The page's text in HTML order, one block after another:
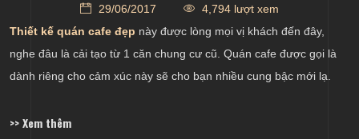
29/06/2017
4,794 lượt xem
Thiết kế quán cafe đẹp này được lòng mọi vị khách đến đây,
nghe đâu là cải tạo từ 1 căn chung cư cũ. Quán cafe được gọi là
dành riêng cho cảm xúc này sẽ cho bạn nhiều cung bậc mới lạ.
>> Xem thêm